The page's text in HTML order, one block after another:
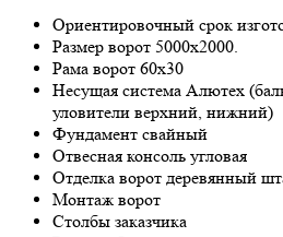
Ориентировочный срок
Размер ворот 5000х2000.
Рама ворот 60х30
Несущая система Алютех
уловители верхний, нижний)
Фундамент свайный
Отвесная консоль угловая
Отделка ворот деревянный
Монтаж ворот
Столбы заказчика